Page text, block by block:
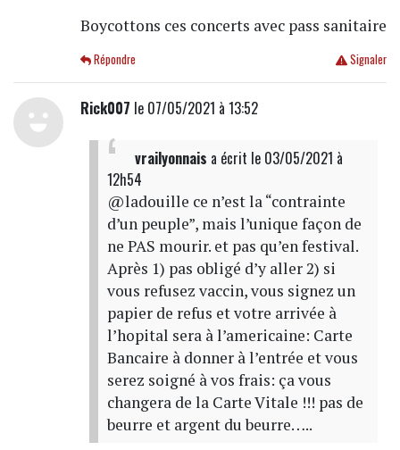
Boycottons ces concerts avec pass sanitaire
Signaler
Répondre
Rick007 le 07/05/2021 à 13:52
vrailyonnais a écrit le 03/05/2021 à
12h54
@ladouille ce n’est la “contrainte
d’un peuple”, mais l’unique façon de
ne PAS mourir. et pas qu’en festival.
Après 1) pas obligé d’y aller 2) si
vous refusez vaccin, vous signez un
papier de refus et votre arrivée à
l’hopital sera à l’americaine: Carte
Bancaire à donner à l’entrée et vous
serez soigné à vos frais: ça vous
changera de la Carte Vitale !!! pas de
beurre et argent du beurre…..